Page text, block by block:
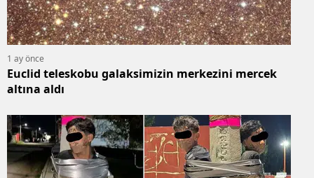
1 ay önce
Euclid teleskobu galaksimizin merkezini mercek
altına aldı